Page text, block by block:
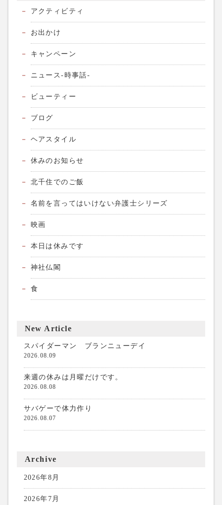
アクティビティ
お出かけ
キャンペーン
ニュース-時事話-
ビューティー
ブログ
ヘアスタイル
休みのお知らせ
北千住でのご飯
名前を言ってはいけない弁護士シリーズ
映画
本日は休みです
神社仏閣
食
New Article
スパイダーマン ブランニューデイ
2026.08.09
来週の休みは月曜だけです。
2026.08.08
サバゲーで体力作り
2026.08.07
Archive
2026年8月
2026年7月